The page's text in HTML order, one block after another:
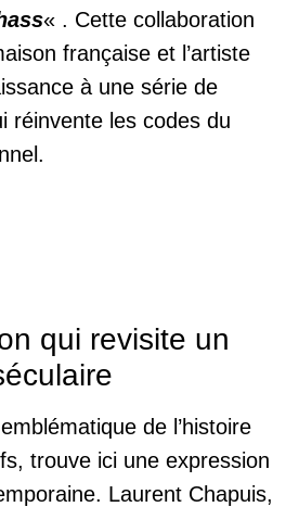
« . Cette collaboration
française et l’artiste
à une série de
réinvente les codes du
qui revisite un
de l’histoire
trouve ici une expression
Laurent Chapuis,